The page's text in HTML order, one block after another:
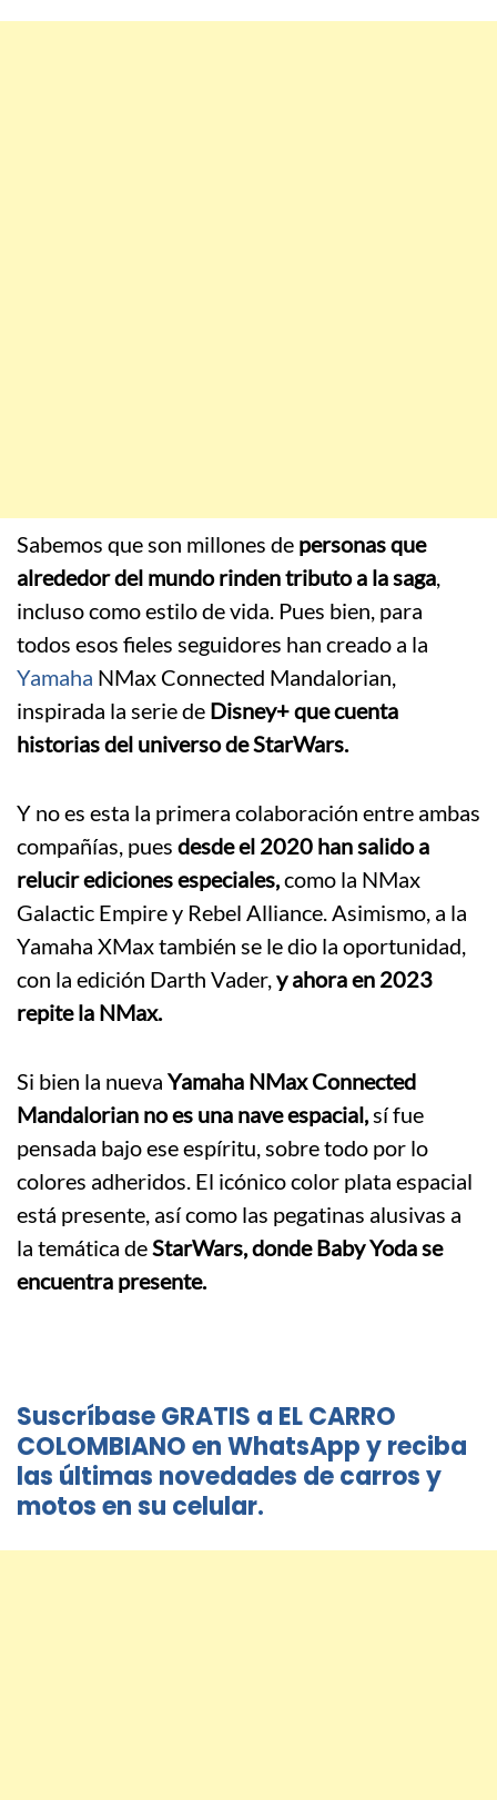
Sabemos que son millones de personas que
alrededor del mundo rinden tributo a la saga,
incluso como estilo de vida. Pues bien, para
todos esos fieles seguidores han creado a la
Yamaha NMax Connected Mandalorian,
inspirada la serie de Disney+ que cuenta
historias del universo de StarWars.
Y no es esta la primera colaboración entre ambas
compañías, pues desde el 2020 han salido a
relucir ediciones especiales,como la NMax
Galactic Empire y Rebel Alliance. Asimismo, a la
Yamaha XMax también se le dio la oportunidad,
con la edición Darth Vader,y ahora en 2023
repite la NMax.
Si bien la nueva Yamaha NMax Connected
Mandalorian no es una nave espacial,sí fue
pensada bajo ese espíritu, sobre todo por lo
colores adheridos. El icónico color plata espacial
está presente, así como las pegatinas alusivas a
la temática deStarWars, donde Baby Yoda se
encuentra presente.
Suscríbase GRATIS a EL CARRO
COLOMBIANO en WhatsApp y reciba
las últimas novedades de carros y
motos en su celular.